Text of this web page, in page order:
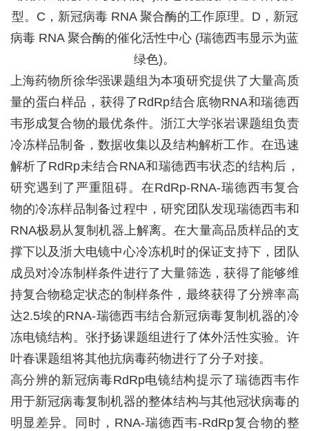
型。 C，新冠病毒 RNA 聚合酶的工作原理。D，新冠
病毒 RNA 聚合酶的催化活性中心 (瑞德西韦显示为蓝
绿色)。
上海药物所徐华强课题组为本项研究提供了大量高质
量的蛋白样品，获得了RdRp结合底物RNA和瑞德西
韦形成复合物的最优条件。浙江大学张岩课题组负责
冷冻样品制备，数据收集以及结构解析工作。在迅速
解析了RdRp未结合RNA和瑞德西韦状态的结构后，
研究遇到了严重阻碍。在RdRp-RNA-瑞德西韦复合
物的冷冻样品制备过程中，研究团队发现瑞德西韦和
RNA极易从复制机器上解离。在大量高品质样品的支
撑下以及浙大电镜中心冷冻机时的保证支持下，团队
成员对冷冻制样条件进行了大量筛选，获得了能够维
持复合物稳定状态的制样条件，最终获得了分辨率高
达2.5埃的RNA-瑞德西韦结合新冠病毒复制机器的冷
冻电镜结构。张抒扬课题组进行了体外活性实验。许
叶春课题组将其他抗病毒药物进行了分子对接。
高分辨的新冠病毒RdRp电镜结构提示了瑞德西韦作
用于新冠病毒复制机器的整体结构与其他冠状病毒的
明显差异。同时，RNA-瑞德西韦-RdRp复合物的整